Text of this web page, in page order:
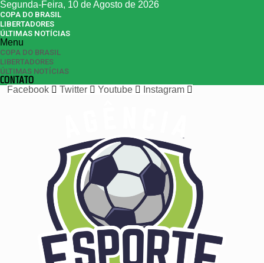
Segunda-Feira, 10 de Agosto de 2026
COPA DO BRASIL
LIBERTADORES
ÚLTIMAS NOTÍCIAS
Menu
COPA DO BRASIL
LIBERTADORES
ÚLTIMAS NOTÍCIAS
CONTATO
Facebook
Twitter Youtube Instagram